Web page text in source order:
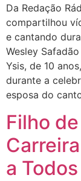
Da Redação
compartilhou
e cantando
Wesley
Ysis, de 10
durante a
esposa do
Filho
a Todos